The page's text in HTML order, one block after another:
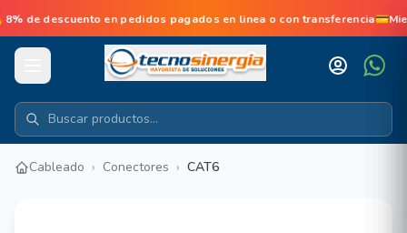
de descuento en pedidos pagados en linea o con
Cableado › Conectores › CAT6